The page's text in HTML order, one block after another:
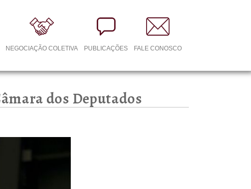
NEGOCIAÇÃO COLETIVA PUBLICAÇÕES FALE CONOSCO
dos Deputados